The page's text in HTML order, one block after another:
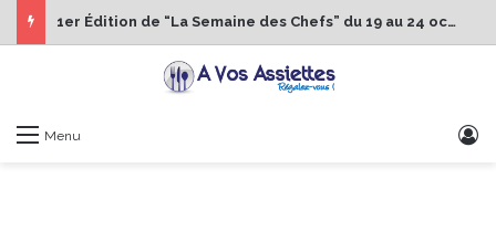
1er Édition de “La Semaine des Chefs” du 19 au 24 octobre 2026
Menu